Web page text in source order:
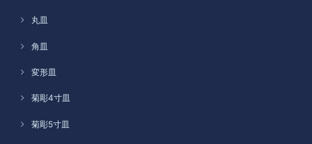
丸皿
角皿
変形皿
菊彫4寸皿
菊彫5寸皿